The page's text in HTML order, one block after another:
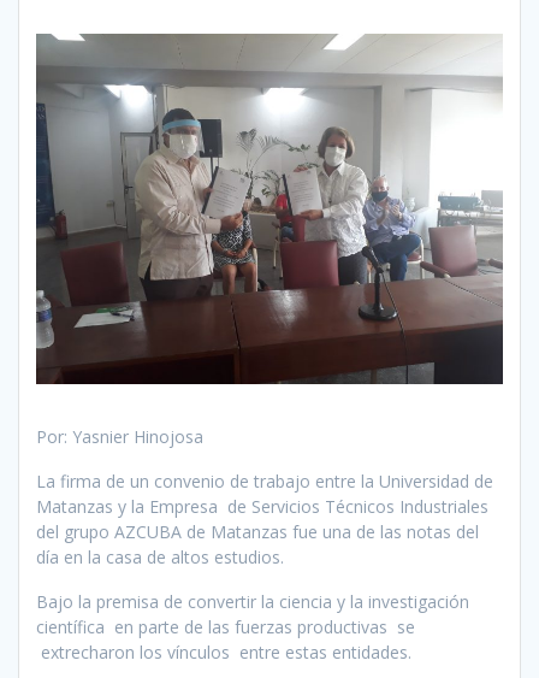
Por: Yasnier Hinojosa
La firma de un convenio de trabajo entre la Universidad de
Matanzas y la Empresa de Servicios Técnicos Industriales
del grupo AZCUBA de Matanzas fue una de las notas del
día en la casa de altos estudios.
Bajo la premisa de convertir la ciencia y la investigación
científica en parte de las fuerzas productivas se
extrecharon los vínculos entre estas entidades.